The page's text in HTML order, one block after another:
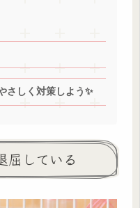
さしく対策しよう✨
屈している